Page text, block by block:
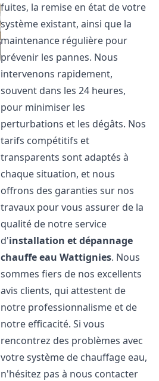
fuites, la remise en état de votre
système existant, ainsi que la
maintenance régulière pour
prévenir les pannes. Nous
intervenons rapidement,
souvent dans les 24 heures,
pour minimiser les
perturbations et les dégâts. Nos
tarifs compétitifs et
transparents sont adaptés à
chaque situation, et nous
offrons des garanties sur nos
travaux pour vous assurer de la
qualité de notre service
d'installation et dépannage
chauffe eau Wattignies. Nous
sommes fiers de nos excellents
avis clients, qui attestent de
notre professionnalisme et de
notre efficacité. Si vous
rencontrez des problèmes avec
votre système de chauffage eau,
n'hésitez pas à nous contacter